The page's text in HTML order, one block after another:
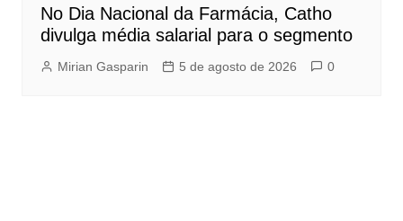
No Dia Nacional da Farmácia, Catho
divulga média salarial para o segmento
Mirian Gasparin 5 de agosto de 2026 0